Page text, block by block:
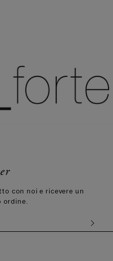
con noi e ricevere un
ordine.